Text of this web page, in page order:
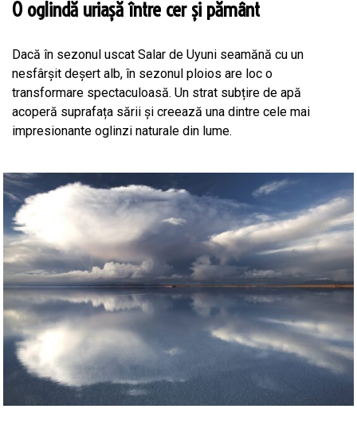
O oglindă uriașă între cer și pământ
Dacă în sezonul uscat Salar de Uyuni seamănă cu un
nesfârșit deșert alb, în sezonul ploios are loc o
transformare spectaculoasă. Un strat subțire de apă
acoperă suprafața sării și creează una dintre cele mai
impresionante oglinzi naturale din lume.